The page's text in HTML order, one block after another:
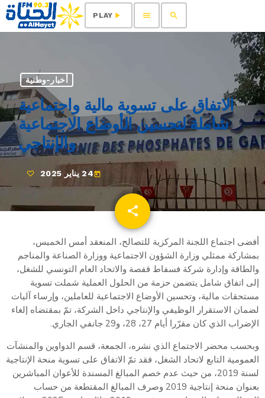
search
menu
play_arrow
PLAY
أخبار-وطنية
الاتفاق على تسوية مالية واجتماعية
شاملة لتحسين الأوضاع الاجتماعية
والإنتاجي
today24 يناير 2025
share
email
أفضى اجتماع اللجنة المركزية للتصالح، المنعقد أمس الخميس،
بمشاركة ممثلي وزارة الشؤون الاجتماعية ووزارة الصناعة والمناجم
والطاقة وإدارة شركة فسفاط قفصة والاتحاد العام التونسي للشغل،
إلى اتفاق شامل يتضمن حزمة من الحلول العملية شملت تسوية
مستحقات مالية، وتحسين الأوضاع الاجتماعية للعاملين، وإرساء آليات
لضمان الاستقرار الوظيفي والإنتاجي داخل الشركة، تمّ بمقتضاه إلغاء
الإضراب الذي كان مقرّرا أيام 27، 28، و29 جانفي الجاري.
وبحسب محضر الاجتماع الذي نشره، الجمعة، قسم الدواوين والمنشآت
العمومية التابع لاتحاد الشغل، فقد تمّ الاتفاق على تسوية منحة الإنتاجية
لسنة 2019، من حيث عدم خصم المبالغ المسندة للأعوان المباشرين
بعنوان منحة إنتاجية 2019 وصرف المبالغ المقتطعة من حساب